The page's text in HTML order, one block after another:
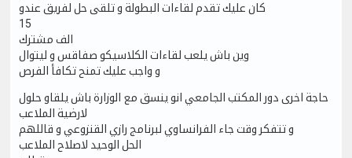
كان عليك تقدم لقاءات البطولة و تلقى حل لفريق عندو
15
الف مشترك
وين باش يلعب لقاءات الكلاسيكو صفاقس و ليتوال
و واجب عليك تمنح تكافأ الفرص
حاجة اخرى دور المكتب الجامعي انو ينسق مع الوزارة باش يلقاو حلول
لارضية الملاعب
و تتفكر وقت جاء الفرانساوي لبرنامج رازي القنزوعي و قاللهم
الحل الوحيد لاصلاح الملاعب